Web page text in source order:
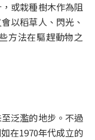
或栽種樹木作為阻
以稻草人、閃光、
方法在驅趕動物之
泛濫的地步。不過
在1970年代成立的